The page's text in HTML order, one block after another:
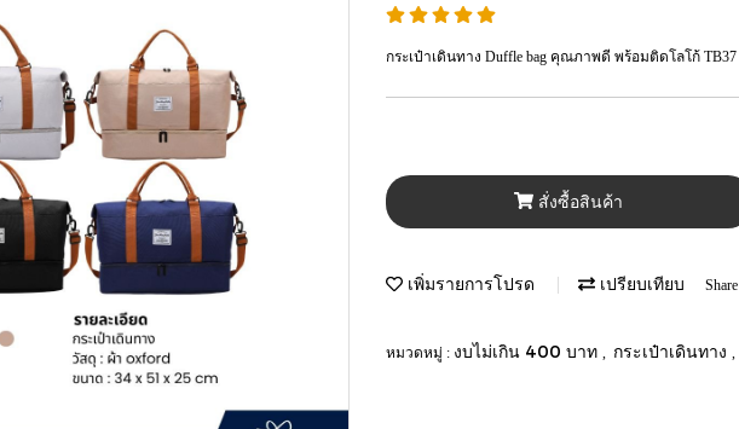
กระเป๋าเดินทาง Duffle bag คุณภาพดี พร้อมติดโลโก้ TB37
สั่งซื้อสินค้า
เพิ่มรายการโปรด เปรียบเทียบ Share
หมวดหมู่ : งบไม่เกิน 400 บาท กระเป๋าเดินทาง